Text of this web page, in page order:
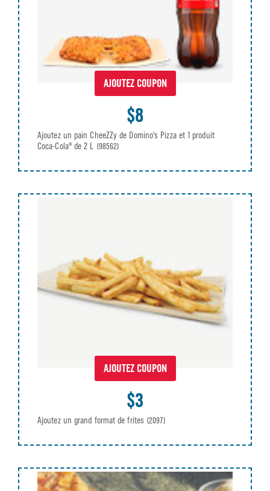
AJOUTEZ COUPON
$8
Ajoutez un pain CheeZZy de Domino's Pizza et 1 produit
Coca-Cola® de 2 L (98562)
AJOUTEZ COUPON
$3
Ajoutez un grand format de frites (2097)